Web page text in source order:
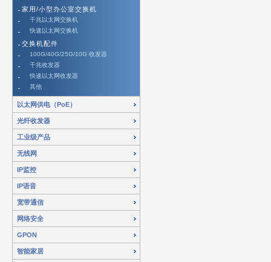
家用/小型办公室交换机
千兆以太网交换机
快速以太网交换机
交换机配件
100G/40G/25G/10G 收发器
千兆收发器
快速以太网收发器
其他
以太网供电（PoE）
光纤收发器
工业级产品
无线网
IP监控
IP语音
宽带通信
网络安全
GPON
智能家居